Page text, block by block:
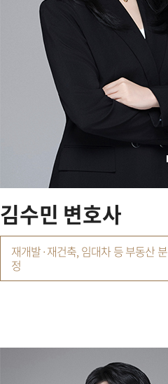
김수민 변호사
재개발·재건축, 임대차 등 부동산
정